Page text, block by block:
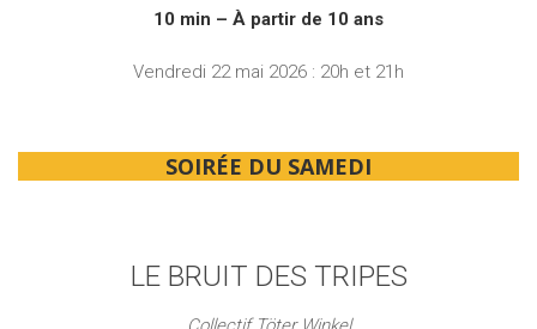
10 min – À partir de 10 ans
Vendredi 22 mai 2026 : 20h et 21h
SOIRÉE DU SAMEDI
LE BRUIT DES TRIPES